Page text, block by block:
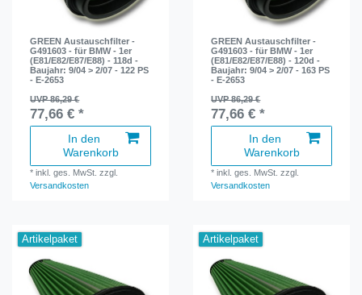
GREEN Austauschfilter -
G491603 - für BMW - 1er
(E81/E82/E87/E88) - 118d -
Baujahr: 9/04 > 2/07 - 122 PS
- E-2653
UVP 86,29 €
77,66 € *
In den
Warenkorb
*inkl. ges. MwSt. zzgl.
Versandkosten
GREEN Austauschfilter -
G491603 - für BMW - 1er
(E81/E82/E87/E88) - 120d -
Baujahr: 9/04 > 2/07 - 163 PS
- E-2653
UVP 86,29 €
77,66 € *
In den
Warenkorb
*inkl. ges. MwSt. zzgl.
Versandkosten
Artikelpaket Artikelpaket